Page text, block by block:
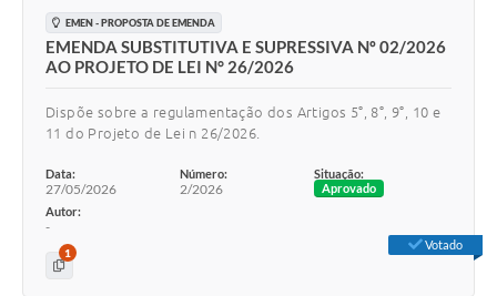
EMEN - PROPOSTA DE EMENDA
EMENDA SUBSTITUTIVA E SUPRESSIVA Nº 02/2026
AO PROJETO DE LEI N° 26/2026
Dispõe sobre a regulamentação dos Artigos 5°, 8°, 9°, 10 e
11 do Projeto de Lei n 26/2026.
Data:
27/05/2026
Número:
2/2026
Situação:
Aprovado
Autor:
-
1
Votado